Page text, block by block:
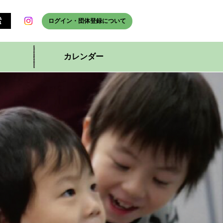
ログイン・団体登録について
カレンダー